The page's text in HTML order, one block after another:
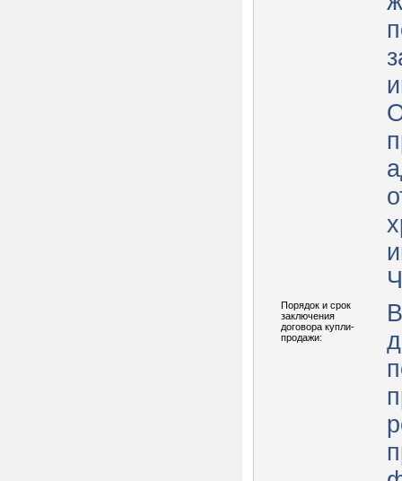
Порядок и срок
заключения
договора купли-
продажи: